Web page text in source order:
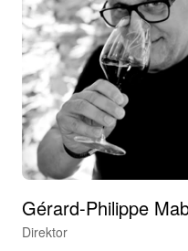
Gérard-Philippe
Direktor